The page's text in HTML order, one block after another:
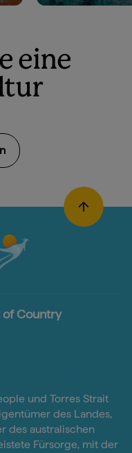
eine
Country
und Torres Strait
des Landes,
des australischen
Fürsorge, mit der